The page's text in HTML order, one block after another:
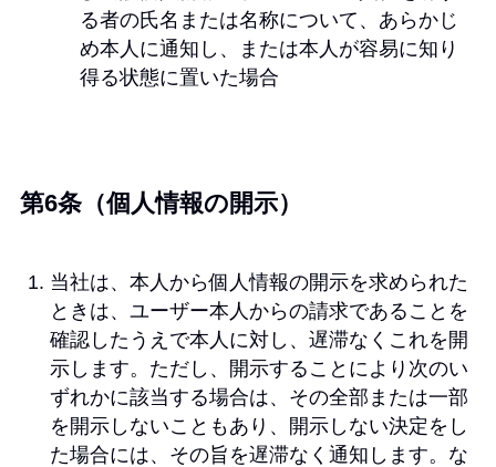
る者の氏名または名称について、あらかじ
め本人に通知し、または本人が容易に知り
得る状態に置いた場合
第6条（個人情報の開示）
当社は、本人から個人情報の開示を求められた
ときは、ユーザー本人からの請求であることを
確認したうえで本人に対し、遅滞なくこれを開
示します。ただし、開示することにより次のい
ずれかに該当する場合は、その全部または一部
を開示しないこともあり、開示しない決定をし
た場合には、その旨を遅滞なく通知します。な